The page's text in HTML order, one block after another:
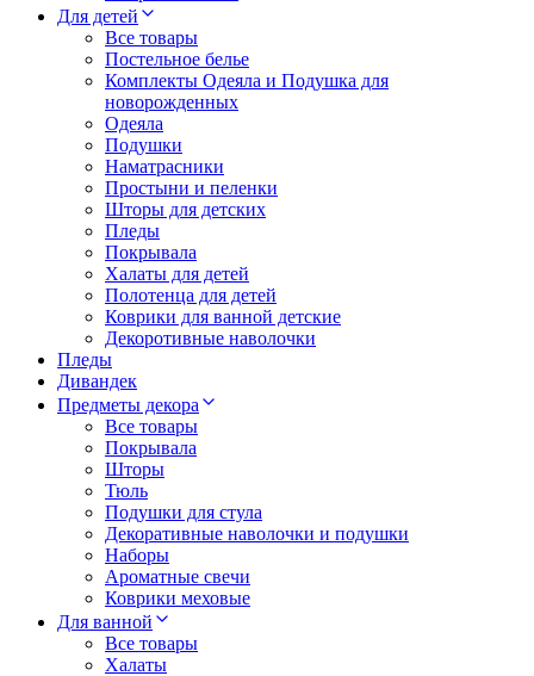
Для детей
Все товары
Постельное белье
Комплекты Одеяла и Подушка для
новорожденных
Одеяла
Подушки
Наматрасники
Простыни и пеленки
Шторы для детских
Пледы
Покрывала
Халаты для детей
Полотенца для детей
Коврики для ванной детские
Декоротивные наволочки
Пледы
Дивандек
Предметы декора
Все товары
Покрывала
Шторы
Тюль
Подушки для стула
Декоративные наволочки и подушки
Наборы
Ароматные свечи
Коврики меховые
Для ванной
Все товары
Халаты